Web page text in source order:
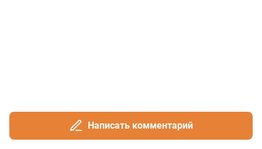
Написать комментарий